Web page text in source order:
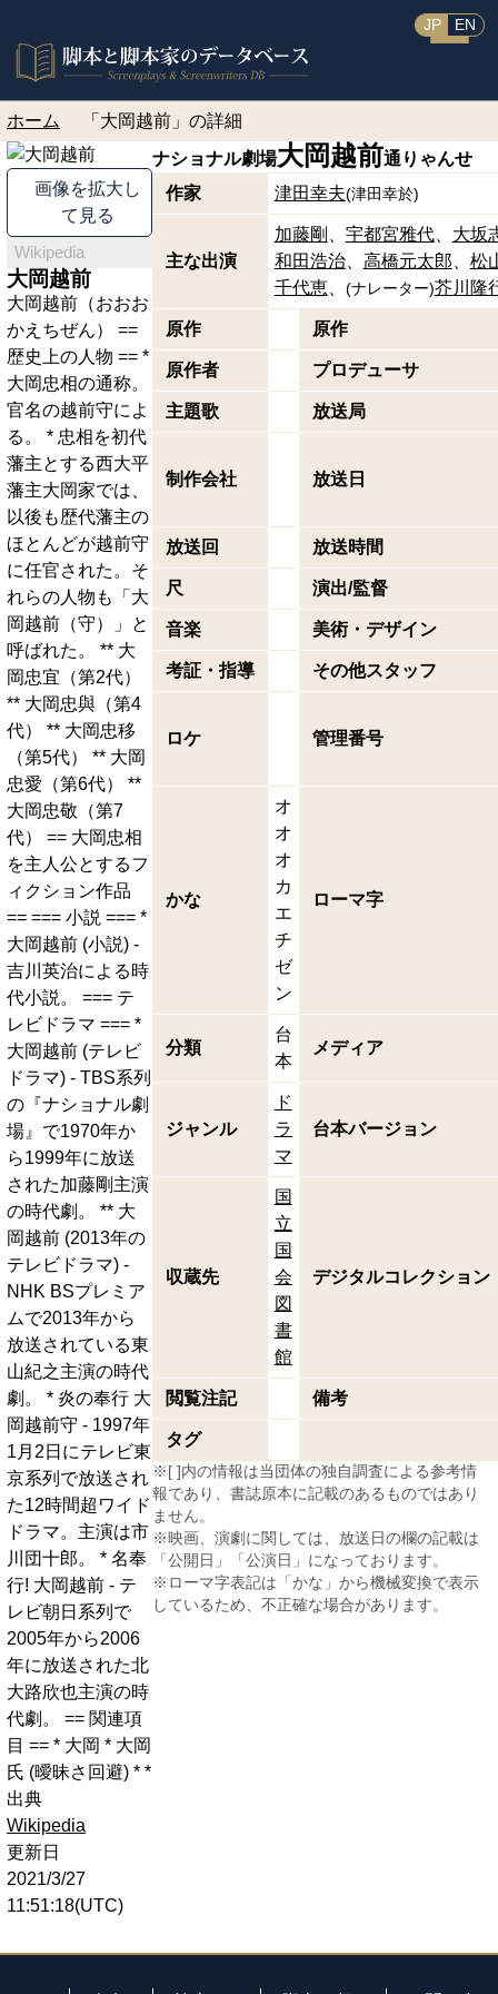
JP EN
ホーム 「大岡越前」の詳細
画像を拡大し
て見る
Wikipedia
大岡越前
大岡越前（おおお
かえちぜん） ==
歴史上の人物 == *
大岡忠相の通称。
官名の越前守によ
る。 * 忠相を初代
藩主とする西大平
藩主大岡家では、
以後も歴代藩主の
ほとんどが越前守
に任官された。そ
れらの人物も「大
岡越前（守）」と
呼ばれた。 ** 大
岡忠宜（第2代）
** 大岡忠與（第4
代） ** 大岡忠移
（第5代） ** 大岡
忠愛（第6代） **
大岡忠敬（第7
代） == 大岡忠相
を主人公とするフ
ィクション作品
== === 小説 === *
大岡越前 (小説) -
吉川英治による時
代小説。 === テ
レビドラマ === *
大岡越前 (テレビ
ドラマ) - TBS系列
の『ナショナル劇
場』で1970年か
ら1999年に放送
された加藤剛主演
の時代劇。 ** 大
岡越前 (2013年の
テレビドラマ) -
NHK BSプレミア
ムで2013年から
放送されている東
山紀之主演の時代
劇。 * 炎の奉行 大
岡越前守 - 1997年
1月2日にテレビ東
京系列で放送され
た12時間超ワイド
ドラマ。主演は市
川団十郎。 * 名奉
行! 大岡越前 - テ
レビ朝日系列で
2005年から2006
年に放送された北
大路欣也主演の時
代劇。 == 関連項
目 == * 大岡 * 大岡
氏 (曖昧さ回避) * *
出典
Wikipedia
更新日
2021/3/27
11:51:18(UTC)
ナショナル劇場大岡越前通りゃんせ
作家
津田幸夫(津田幸於)
主な出演
加藤剛 宇都宮雅代
大坂
和田浩治
高橋元太郎
松
千代恵
(ナレーター)芥川隆
原作 原作
原作者 プロデューサ
主題歌 放送局
制作会社 放送日
放送回 放送時間
尺 演出/監督
音楽 美術・デザイン
考証・指導 その他スタッフ
ロケ 管理番号
かな
オ
オ
オ
カ
エ
チ
ゼ
ン
ローマ字
分類
台
本
メディア
ジャンル
ド
ラ
マ
台本バージョン
収蔵先
国
立
国
会
図
書
館
デジタルコレクション
閲覧注記 備考
タグ
※[ ]内の情報は当団体の独自調査による参考情
報であり、書誌原本に記載のあるものではあり
ません。
※映画、演劇に関しては、放送日の欄の記載は
「公開日」「公演日」になっております。
※ローマ字表記は「かな」から機械変換で表示
しているため、不正確な場合があります。